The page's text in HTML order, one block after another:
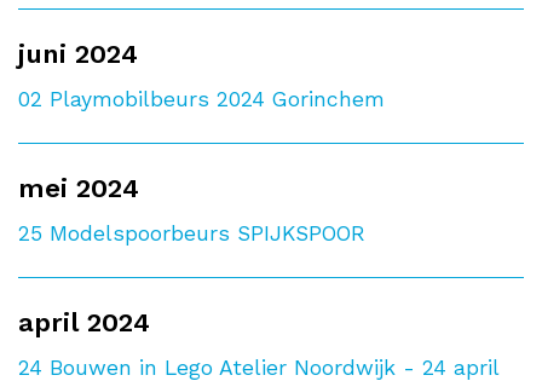
juni 2024
02 Playmobilbeurs 2024 Gorinchem
mei 2024
25 Modelspoorbeurs SPIJKSPOOR
april 2024
24 Bouwen in Lego Atelier Noordwijk - 24 april